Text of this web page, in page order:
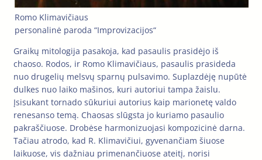
Romo Klimavičiaus
personalinė paroda “Improvizacijos“
Graikų mitologija pasakoja, kad pasaulis prasidėjo iš
chaoso. Rodos, ir Romo Klimavičiaus, pasaulis prasideda
nuo drugelių melsvų sparnų pulsavimo. Suplazdėję nupūtė
dulkes nuo laiko mašinos, kuri autoriui tampa žaislu.
Įsisukant tornado sūkuriui autorius kaip marionetę valdo
renesanso temą. Chaosas slūgsta jo kuriamo pasaulio
pakraščiuose. Drobėse harmonizuojasi kompozicinė darna.
Tačiau atrodo, kad R. Klimavičiui, gyvenančiam šiuose
laikuose, vis dažniau primenančiuose ateitį, norisi